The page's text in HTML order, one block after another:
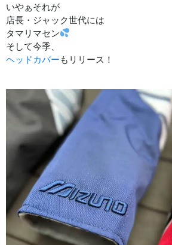
いやぁそれが
店長・ジャック世代には
タマリマセン
そして今季、
ヘッドカバー もリリース！